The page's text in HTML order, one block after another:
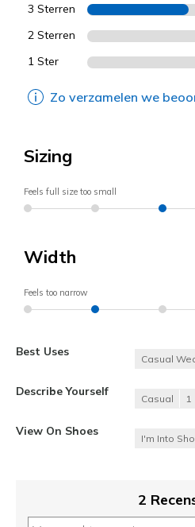
3 Sterren
2 Sterren
1 Ster
Zo verzamelen we
Sizing
Feels full size too small
Width
Feels too narrow
Best Uses
Casual
Describe Yourself
Casual 1
View On Shoes
I'm Into
2